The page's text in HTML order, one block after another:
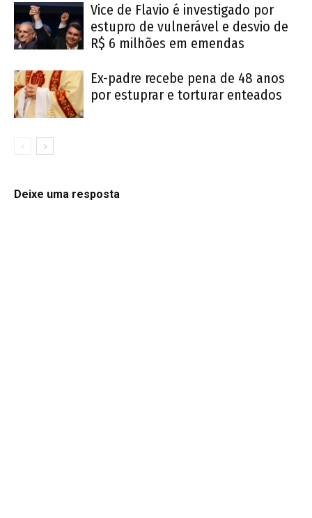
Vice de Flavio é investigado por
estupro de vulnerável e desvio de
R$ 6 milhões em emendas
Ex-padre recebe pena de 48 anos
por estuprar e torturar enteados
Deixe uma resposta